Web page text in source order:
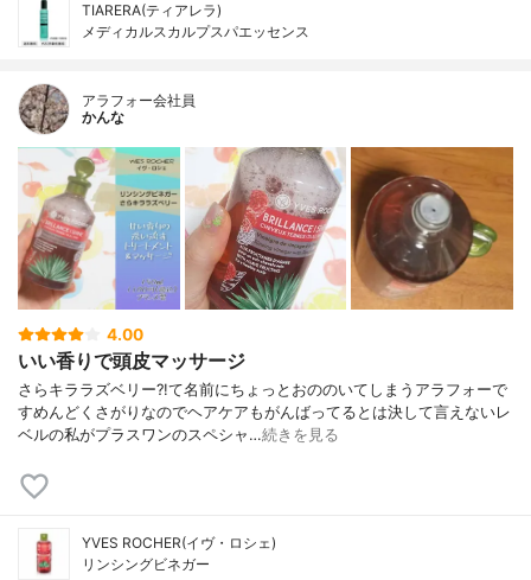
TIARERA(ティアレラ)
メディカルスカルプスパエッセンス
アラフォー会社員
かんな
4.00
いい香りで頭皮マッサージ
さらキララズベリー?!て名前にちょっとおののいてしまうアラフォーで
すめんどくさがりなのでヘアケアもがんばってるとは決して言えないレ
ベルの私がプラスワンのスペシャ…続きを見る
YVES ROCHER(イヴ・ロシェ)
リンシングビネガー